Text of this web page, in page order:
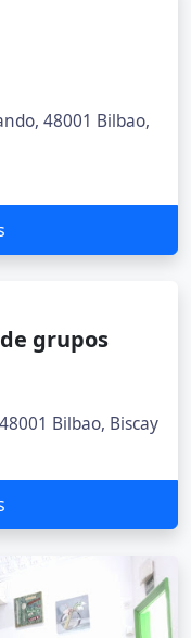
48001 Bilbao,
grupos
Bilbao, Biscay